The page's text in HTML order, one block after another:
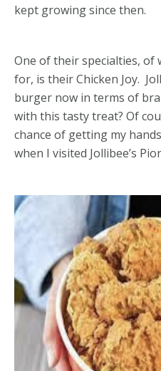
kept growing since then.
One of their specialties, of
for, is their Chicken Joy.
burger now in terms of
with this tasty treat? Of
chance of getting my
when I visited Jollibee’s